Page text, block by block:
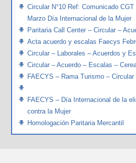
Circular N°10 Ref: Comunicado
Marzo Día Internacional de la Mujer
Paritaria Call Center – Circular –
Acta acuerdo y escalas Faecys
Circular – Laborales – Acuerdos y
Circular – Acuerdo – Escalas –
FAECYS – Rama Turismo –
FAECYS – Día Internacional de la
contra la Mujer
Homologación Paritaria Mercantil